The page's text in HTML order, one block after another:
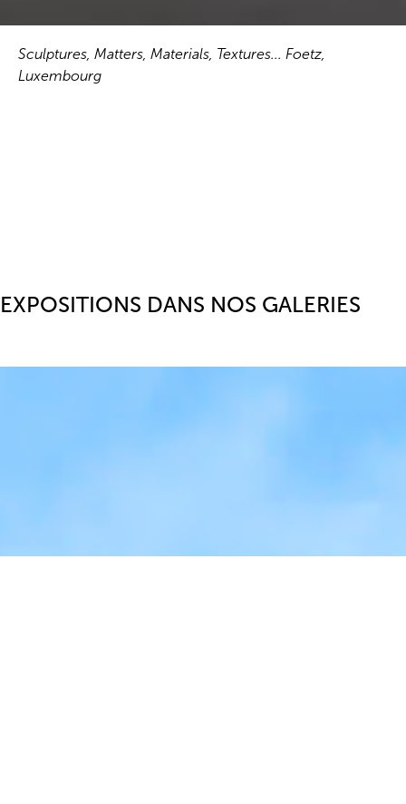
Sculptures, Matters, Materials, Textures... Foetz,
Luxembourg
EXPOSITIONS DANS NOS GALERIES